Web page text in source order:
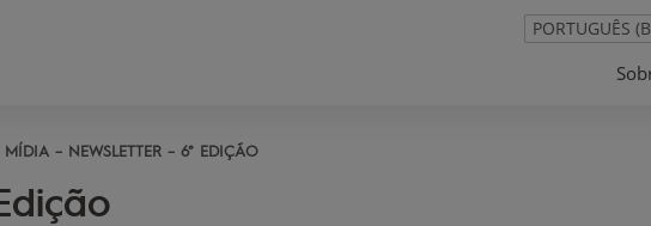
PORTUGUÊS
MÍDIA NEWSLETTER 6° EDIÇÃO